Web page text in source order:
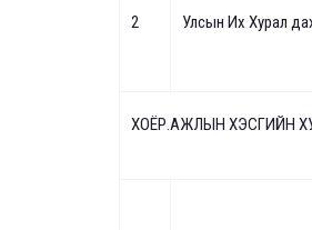
2 Улсын Их Хурал
ХОЁР.АЖЛЫН ХЭСГИЙН